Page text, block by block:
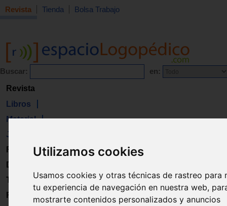
Utilizamos cookies
Usamos cookies y otras técnicas de rastreo para
tu experiencia de navegación en nuestra web,
mostrarte contenidos personalizados y anuncios
Revista Tienda Bolsa Trabajo
Buscar: en:
Revista
Libros
Material
Juguetes
Formación
Directorio
Trabajo
Registro